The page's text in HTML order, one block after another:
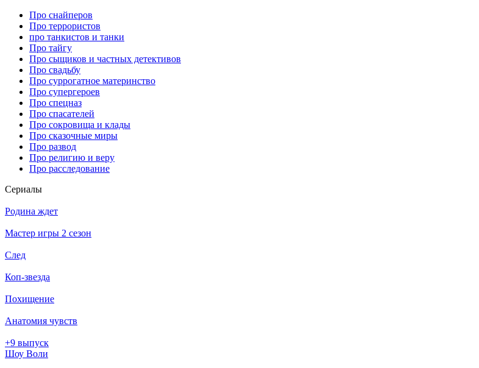
Про снайперов
Про террористов
про танкистов и танки
Про тайгу
Про сыщиков и частных детективов
Про свадьбу
Про суррогатное материнство
Про супергероев
Про спецназ
Про спасателей
Про сокровища и клады
Про сказочные миры
Про развод
Про религию и веру
Про расследование
Се­риа­лы
Родина ждет
Мастер игры 2 сезон
След
Коп-звезда
Похищение
Анатомия чувств
+9 выпуск
Шоу Воли